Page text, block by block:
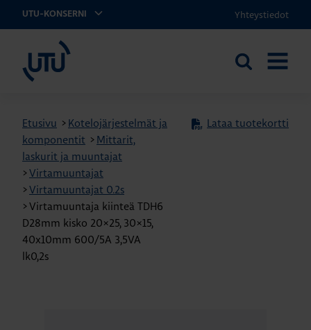
UTU-KONSERNI Yhteystiedot
Etsi
Etusivu > Kotelojärjestelmät ja
komponentit > Mittarit,
laskurit ja muuntajat
>Virtamuuntajat
>Virtamuuntajat 0.2s
>Virtamuuntaja kiinteä TDH6
D28mm kisko 20×25, 30×15,
40x10mm 600/5A 3,5VA
lk0,2s
Lataa tuotekortti